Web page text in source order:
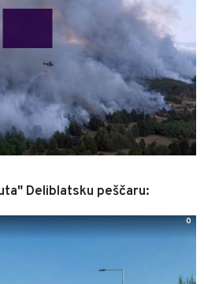
Deliblatsku peščaru:
0